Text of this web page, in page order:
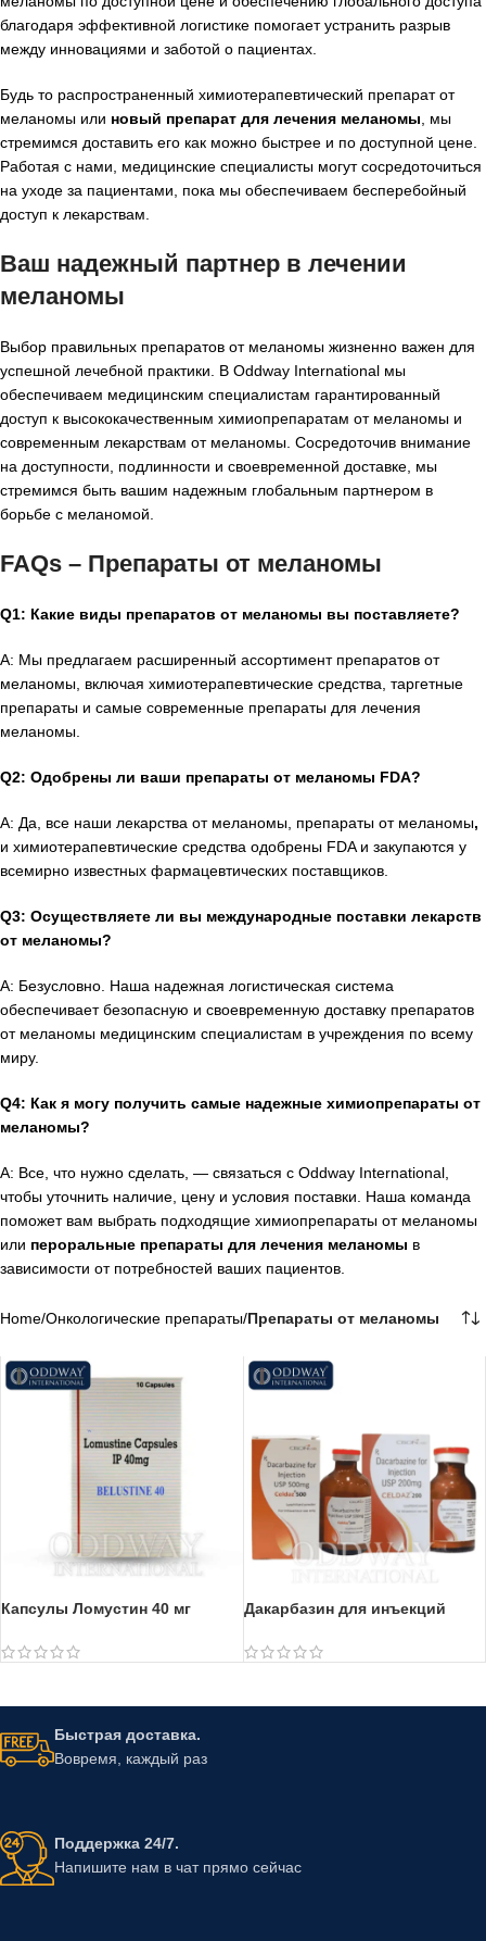
благодаря эффективной логистике помогает устранить разрыв
между инновациями и заботой о пациентах.
Будь то распространенный химиотерапевтический препарат от
меланомы или новый препарат для лечения меланомы , мы
стремимся доставить его как можно быстрее и по доступной цене.
Работая с нами, медицинские специалисты могут сосредоточиться
на уходе за пациентами, пока мы обеспечиваем бесперебойный
доступ к лекарствам.
Ваш надежный партнер в лечении
меланомы
Выбор правильных препаратов от меланомы жизненно важен для
успешной лечебной практики. В Oddway International мы
обеспечиваем медицинским специалистам гарантированный
доступ к высококачественным химиопрепаратам от меланомы и
современным лекарствам от меланомы. Сосредоточив внимание
на доступности, подлинности и своевременной доставке, мы
стремимся быть вашим надежным глобальным партнером в
борьбе с меланомой.
FAQs – Препараты от меланомы
Q1: Какие виды препаратов от меланомы вы поставляете?
A: Мы предлагаем расширенный ассортимент препаратов от
меланомы, включая химиотерапевтические средства, таргетные
препараты и самые современные препараты для лечения
меланомы.
Q2: Одобрены ли ваши препараты от меланомы FDA?
A: Да, все наши лекарства от меланомы, препараты от меланомы,
и химиотерапевтические средства одобрены FDA и закупаются у
всемирно известных фармацевтических поставщиков.
Q3: Осуществляете ли вы международные поставки лекарств
от меланомы?
A: Безусловно. Наша надежная логистическая система
обеспечивает безопасную и своевременную доставку препаратов
от меланомы медицинским специалистам в учреждения по всему
миру.
Q4: Как я могу получить самые надежные химиопрепараты от
меланомы?
A: Все, что нужно сделать, — связаться с Oddway International,
чтобы уточнить наличие, цену и условия поставки. Наша команда
поможет вам выбрать подходящие химиопрепараты от меланомы
или пероральные препараты для лечения меланомы в
зависимости от потребностей ваших пациентов.
Home/Онкологические препараты/Препараты от меланомы
Капсулы Ломустин 40 мг Дакарбазин для инъекций
Быстрая доставка.
Вовремя, каждый раз
Поддержка 24/7.
Напишите нам в чат прямо сейчас